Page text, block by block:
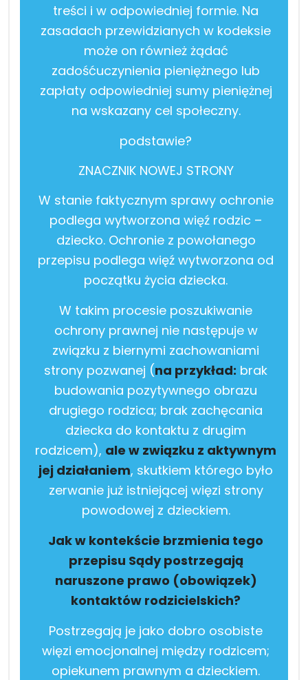
treści i w odpowiedniej formie. Na
zasadach przewidzianych w kodeksie
może on również żądać
zadośćuczynienia pieniężnego lub
zapłaty odpowiedniej sumy pieniężnej
na wskazany cel społeczny.
podstawie?
ZNACZNIK NOWEJ STRONY
W stanie faktycznym sprawy ochronie
podlega wytworzona więź rodzic –
dziecko. Ochronie z powołanego
przepisu podlega więź wytworzona od
początku życia dziecka.
W takim procesie poszukiwanie
ochrony prawnej nie następuje w
związku z biernymi zachowaniami
strony pozwanej (na przykład: brak
budowania pozytywnego obrazu
drugiego rodzica; brak zachęcania
dziecka do kontaktu z drugim
rodzicem), ale w związku z aktywnym
jej działaniem, skutkiem którego było
zerwanie już istniejącej więzi strony
powodowej z dzieckiem.
Jak w kontekście brzmienia tego
przepisu Sądy postrzegają
naruszone prawo (obowiązek)
kontaktów rodzicielskich?
Postrzegają je jako dobro osobiste
więzi emocjonalnej między rodzicem;
opiekunem prawnym a dzieckiem.